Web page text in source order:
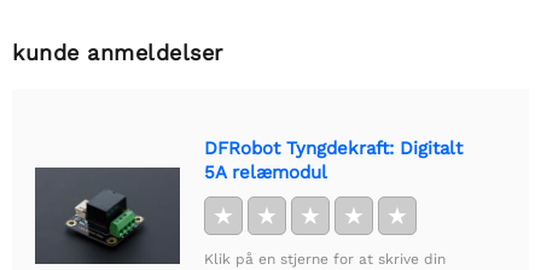
kunde anmeldelser
DFRobot Tyngdekraft: Digitalt
5A relæmodul
★ ★ ★ ★ ★
Klik på en stjerne for at skrive din